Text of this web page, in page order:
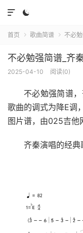


首页  歌曲简谱  不必
不必勉强简谱_齐
2025-04-10 阅读(0)
不必勉强简谱
歌曲的调式为降E调
图片谱，由025吉他
齐秦演唱的经典